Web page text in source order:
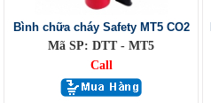
Bình chữa cháy Safety MT5 CO2
Mã SP: DTT - MT5
Call